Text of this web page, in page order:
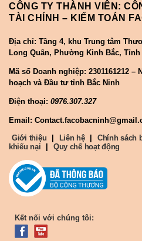
CÔNG TY THÀNH VIÊN:
TÀI CHÍNH – KIỂM TOÁN
Địa chỉ: Tầng 4, khu Trung tâm
Long Quân, Phường Kinh Bắc, Tỉnh
Mã số Doanh nghiệp: 2301161212 –
hoạch và Đầu tư tỉnh Bắc Ninh
Điện thoại: 0976.307.327
Email:
Giới thiệu
| Liên hệ | Chính sách
khiếu nại
| Quy chế hoạt động
Kết nối với chúng tôi: